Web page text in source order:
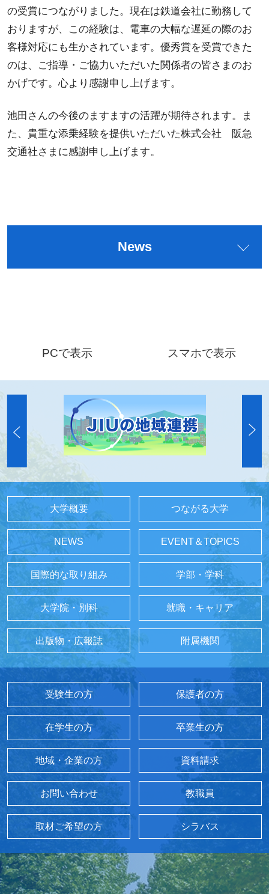
の受賞につながりました。現在は鉄道会社に勤務して
おりますが、この経験は、電車の大幅な遅延の際のお
客様対応にも生かされています。優秀賞を受賞できた
のは、ご指導・ご協力いただいた関係者の皆さまのお
かげです。心より感謝申し上げます。
池田さんの今後のますますの活躍が期待されます。ま
た、貴重な添乗経験を提供いただいた株式会社 阪急
交通社さまに感謝申し上げます。
News
PCで表示 スマホで表示
大学概要 つながる大学
NEWS EVENT＆TOPICS
国際的な取り組み 学部・学科
大学院・別科 就職・キャリア
出版物・広報誌 附属機関
受験生の方 保護者の方
在学生の方 卒業生の方
地域・企業の方 資料請求
お問い合わせ 教職員
取材ご希望の方 シラバス